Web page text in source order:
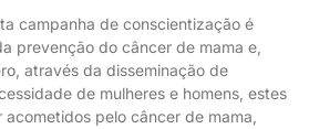
campanha de conscientização é
prevenção do câncer de mama e,
através da disseminação de
de mulheres e homens, estes
pelo câncer de mama,